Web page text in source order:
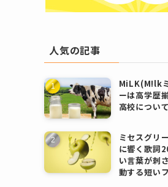
人気の記事
MiLK(M!lk
ーは高学歴
高校につい
ミセスグリ
に響く歌詞
い言葉が刺
動する短い